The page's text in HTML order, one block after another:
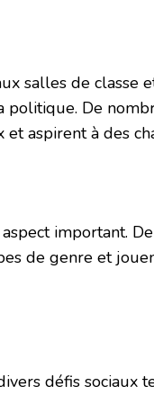
salles de classe
politique. De
aspirent à des
important.
de genre et
défis sociaux